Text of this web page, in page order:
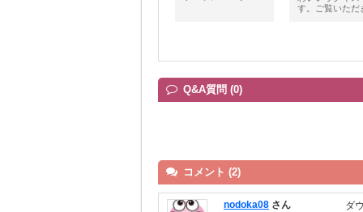
す。ご覧いただ
Q&A質問 (0)
コメント (2)
nodoka08 さん
ダ